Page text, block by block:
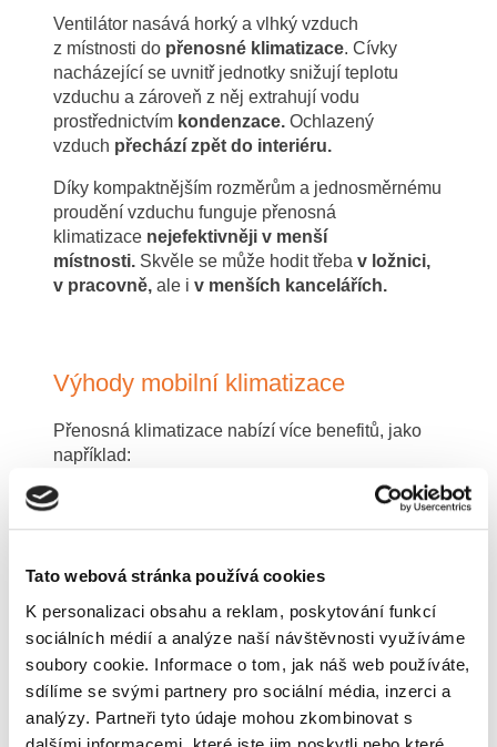
Tato webová stránka používá cookies
K personalizaci obsahu a reklam, poskytování funkcí
sociálních médií a analýze naší návštěvnosti využíváme
soubory cookie. Informace o tom, jak náš web používáte,
sdílíme se svými partnery pro sociální média, inzerci a
analýzy. Partneři tyto údaje mohou zkombinovat s
Ventilátor nasává horký a vlhký vzduch
z místnosti do přenosné klimatizace. Cívky
nacházející se uvnitř jednotky snižují teplotu
vzduchu a zároveň z něj extrahují vodu
prostřednictvím kondenzace. Ochlazený
vzduch přechází zpět do interiéru.
Díky kompaktnějším rozměrům a jednosměrnému
proudění vzduchu funguje přenosná
klimatizace nejefektivněji v menší
místnosti. Skvěle se může hodit třeba v ložnici,
v pracovně, ale i v menších kancelářích.
Výhody mobilní klimatizace
Přenosná klimatizace nabízí více benefitů, jako
například:
Dodávají se s přidanými funkcemi
například přenosné klimatizace, které
může hodit v případě, pokud trpíte různými
sezónními alergiemi.
Můžete ji skrýt
Další výhodou přenosné klimatizace je, že je